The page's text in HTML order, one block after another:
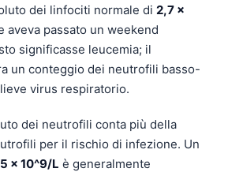
dei linfociti normale di 2,7 x
aveva passato un weekend
significasse leucemia; il
un conteggio dei neutrofili basso-
virus respiratorio.
dei neutrofili conta più della
per il rischio di infezione. Un
x 10^9/L è generalmente